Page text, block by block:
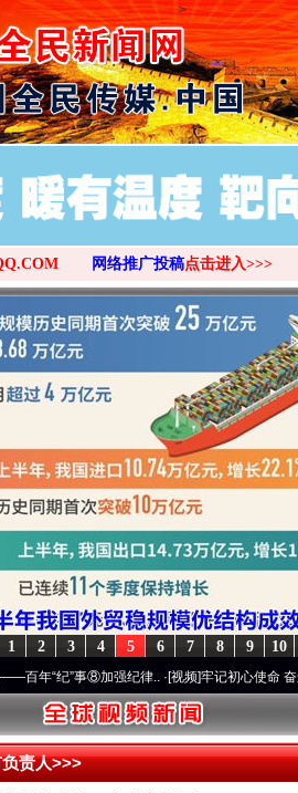
>
网络推广投稿点击进入>>>
10
9
8
7
6
5
4
3
2
1
纪”事⑧加强纪律..·[视频]牢记初心使命 奋进复兴
责人>>>